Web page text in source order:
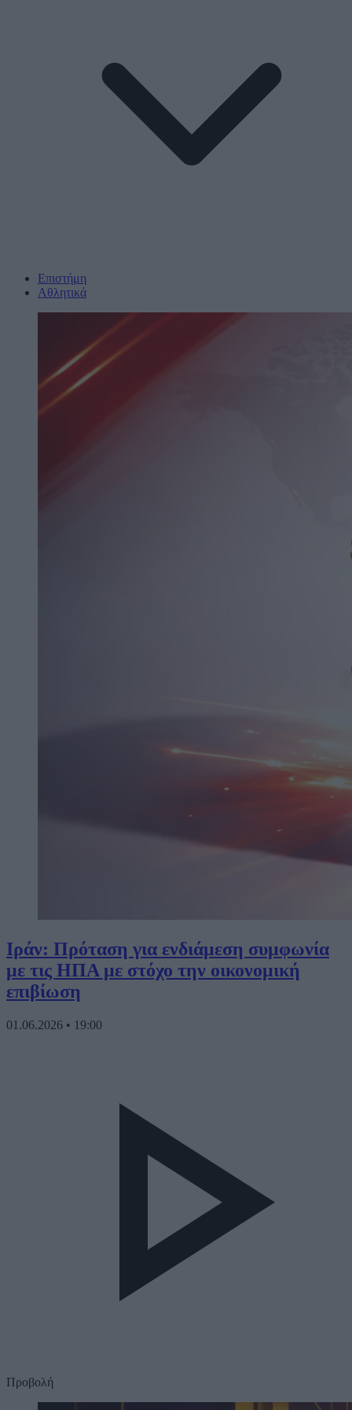
Επιστήμη
Αθλητικά
Ιράν: Πρόταση για ενδιάμεση συμφωνία
με τις ΗΠΑ με στόχο την οικονομική
επιβίωση
01.06.2026 • 19:00
Προβολή